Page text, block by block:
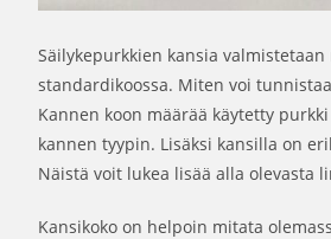
Säilykepurkkien kansia valmistetaan
standardikoossa. Miten voi
Kannen koon määrää käytetty
kannen tyypin. Lisäksi kansilla on
Näistä voit lukea lisää alla olevasta
Kansikoko on helpoin mitata